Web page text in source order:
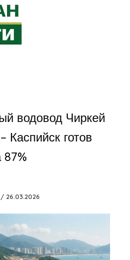
водовод Чиркей
Каспийск готов
/ 26.03.2026